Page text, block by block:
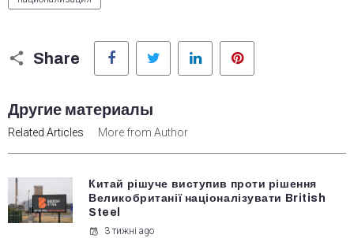
Share
Facebook Twitter LinkedIn
Другие материалы
Related Articles More from Author
Китай рішуче виступив проти рішення
Великобританії націоналізувати British
Steel
3 тижні ago